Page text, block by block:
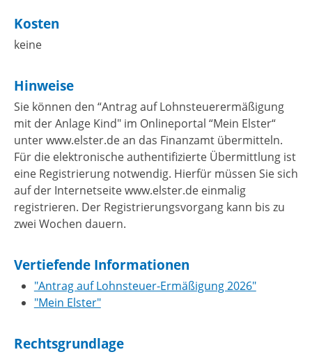
Kosten
keine
Hinweise
Sie können den “Antrag auf Lohnsteuerermäßigung
mit der Anlage Kind" im Onlineportal “Mein Elster“
unter www.elster.de an das Finanzamt übermitteln.
Für die elektronische authentifizierte Übermittlung ist
eine Registrierung notwendig. Hierfür müssen Sie sich
auf der Internetseite www.elster.de einmalig
registrieren. Der Registrierungsvorgang kann bis zu
zwei Wochen dauern.
Vertiefende Informationen
"Antrag auf Lohnsteuer-Ermäßigung 2026"
"Mein Elster"
Rechtsgrundlage